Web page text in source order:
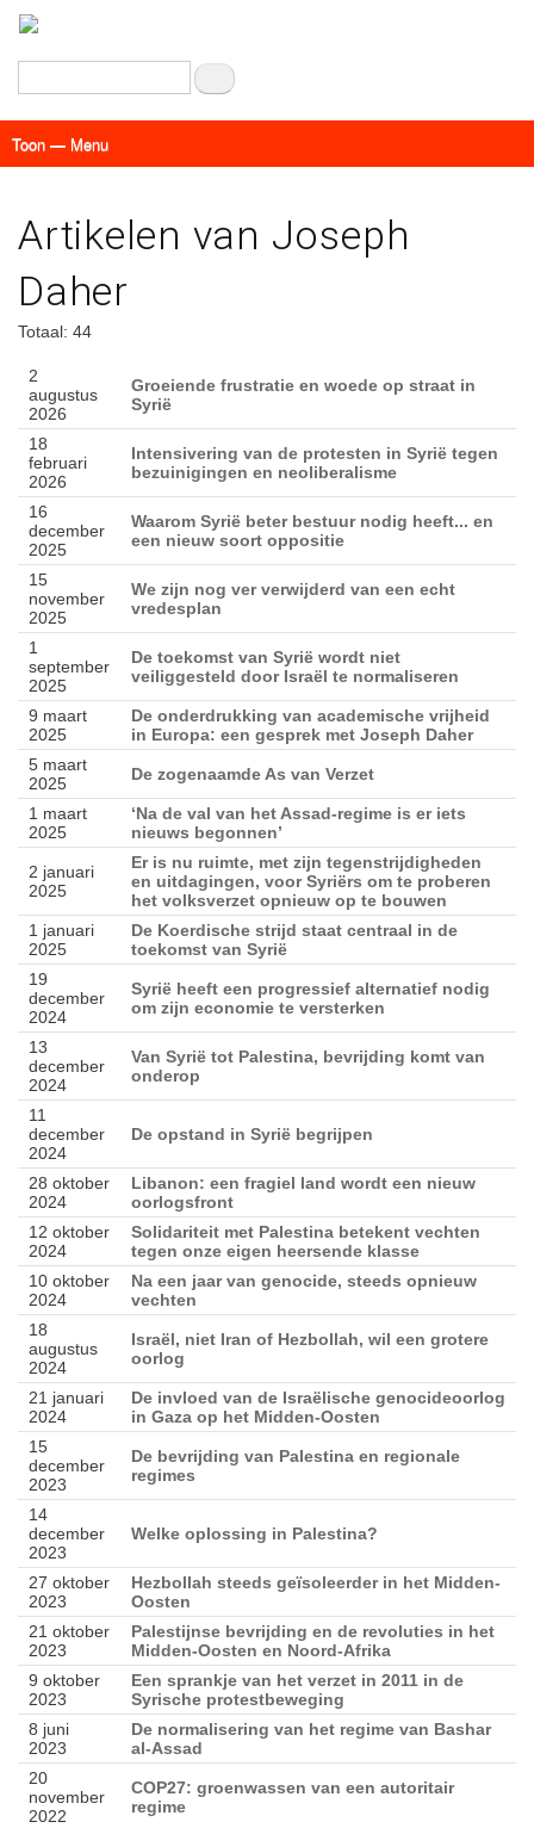
inhoud
Zoeken
Menu
Toon — Menu
Artikelen van Joseph
Daher
Totaal: 44
2
augustus
2026
Groeiende frustratie en woede op straat in
Syrië
18
februari
2026
Intensivering van de protesten in Syrië tegen
bezuinigingen en neoliberalisme
16
december
2025
Waarom Syrië beter bestuur nodig heeft... en
een nieuw soort oppositie
15
november
2025
We zijn nog ver verwijderd van een echt
vredesplan
1
september
2025
De toekomst van Syrië wordt niet
veiliggesteld door Israël te normaliseren
9 maart
2025
De onderdrukking van academische vrijheid
in Europa: een gesprek met Joseph Daher
5 maart
2025
De zogenaamde As van Verzet
1 maart
2025
‘Na de val van het Assad-regime is er iets
nieuws begonnen’
2 januari
2025
Er is nu ruimte, met zijn tegenstrijdigheden
en uitdagingen, voor Syriërs om te proberen
het volksverzet opnieuw op te bouwen
1 januari
2025
De Koerdische strijd staat centraal in de
toekomst van Syrië
19
december
2024
Syrië heeft een progressief alternatief nodig
om zijn economie te versterken
13
december
2024
Van Syrië tot Palestina, bevrijding komt van
onderop
11
december
2024
De opstand in Syrië begrijpen
28 oktober
2024
Libanon: een fragiel land wordt een nieuw
oorlogsfront
12 oktober
2024
Solidariteit met Palestina betekent vechten
tegen onze eigen heersende klasse
10 oktober
2024
Na een jaar van genocide, steeds opnieuw
vechten
18
augustus
2024
Israël, niet Iran of Hezbollah, wil een grotere
oorlog
21 januari
2024
De invloed van de Israëlische genocideoorlog
in Gaza op het Midden-Oosten
15
december
2023
De bevrijding van Palestina en regionale
regimes
14
december
2023
Welke oplossing in Palestina?
27 oktober
2023
Hezbollah steeds geïsoleerder in het Midden-
Oosten
21 oktober
2023
Palestijnse bevrijding en de revoluties in het
Midden-Oosten en Noord-Afrika
9 oktober
2023
Een sprankje van het verzet in 2011 in de
Syrische protestbeweging
8 juni
2023
De normalisering van het regime van Bashar
al-Assad
20
november
2022
COP27: groenwassen van een autoritair
regime